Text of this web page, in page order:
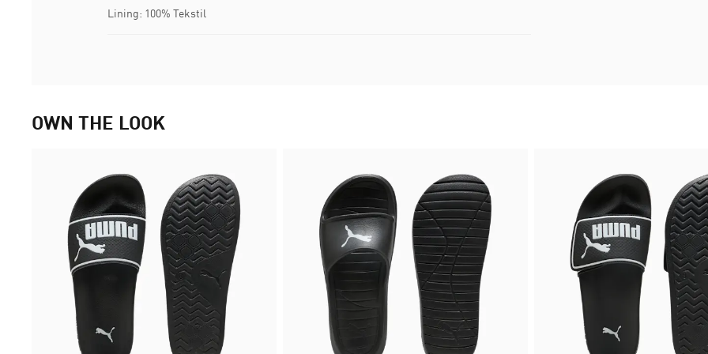
Lining: 100% Tekstil
OWN THE LOOK